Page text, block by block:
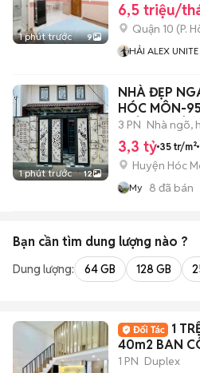
1 phút trước 9
6,5 triệu/
Quận 10 (P.
HẢI ALEX UNITE
1 phút trước 12
NHÀ ĐẸP
HÓC MÔN-
NHỈNH 3 TỶ
3 PN Nhà ngõ,
3,3 tỷ 35 tr/m²
Huyện Hóc
My 8 đã bán
Bạn cần tìm dung lượng nào ?
Dung lượng: 64 GB 128 GB
1
40m2 BAN
1 PN Duplex